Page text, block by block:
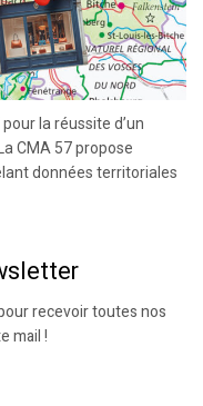
la réussite d’un
CMA 57 propose
données territoriales
recevoir toutes nos
mail !